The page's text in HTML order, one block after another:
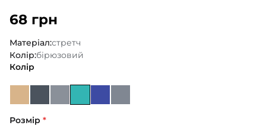
68 грн
Матеріал:стретч
Колір:бірюзовий
Колір
Розмір *
БІЛИЗНА ПІЖАМИ
ЖИЛЕТИ
РОЗПРОДАЖ
БІЛИЗНА
БОМБЕРИ КУРТКИ
ВЕЛОСИПЕДКИ
ГОЛЬФИ
НОВИНКИ
РОЗПРОДАЖ
БІЛИЗНА
ШКАРПЕТКИ
КОСТЮМИ
НОВИНКИ
РОЗПРОДАЖ
БІЛИЗНА